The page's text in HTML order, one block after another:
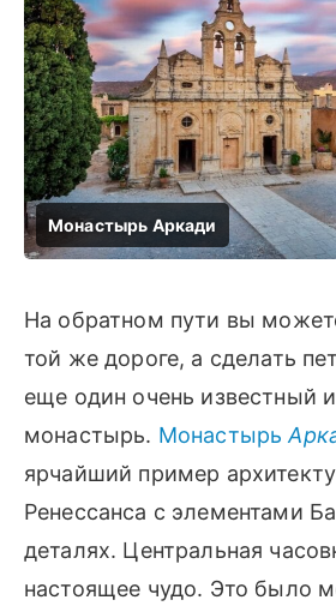
На обратном пути вы
той же дороге, а сделать
еще один очень известный
монастырь. Монастырь
ярчайший пример
Ренессанса с элементами
деталях. Центральная
настоящее чудо. Это было